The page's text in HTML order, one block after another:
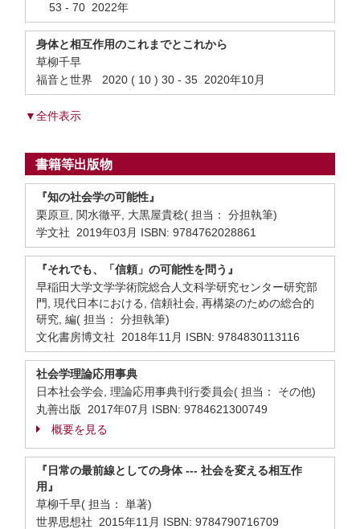
53 - 70 2022年
身体と相互作用のこれまでとこれから
草柳千早
福音と世界 2020 ( 10 ) 30 - 35 2020年10月
▼全件表示
書籍等出版物
『知の社会学の可能性』
栗原亘, 関水徹平, 大黒屋貴稔( 担当： 分担執筆)
学文社 2019年03月 ISBN: 9784762028861
『それでも、「信頼」の可能性を問う』
早稲田大学文学学術院総合人文科学研究センター研究部
門, 現代日本における, 信頼社会, 再構築のための総合的
研究, 編( 担当： 分担執筆)
文化書房博文社 2018年11月 ISBN: 9784830113116
社会学理論応用事典
日本社会学会, 理論応用事典刊行委員会( 担当： その他)
丸善出版 2017年07月 ISBN: 9784621300749
概要を見る
『日常の最前線としての身体 --- 社会を変える相互作
用』
草柳千早( 担当： 単著)
世界思想社 2015年11月 ISBN: 9784790716709